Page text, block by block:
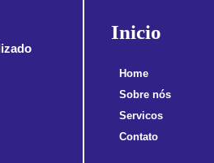
Inicio
Home
Sobre nós
Servicos
Contato